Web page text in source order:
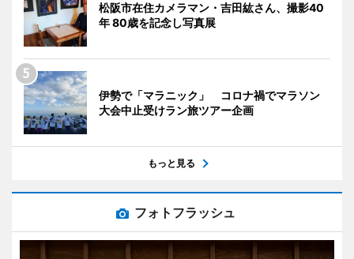
松阪市在住カメラマン・吉田紘さん、撮影40
年 80歳を記念し写真展
伊勢で「マラニック」 コロナ禍でマラソン
大会中止受けラン旅ツアー企画
もっと見る
フォトフラッシュ